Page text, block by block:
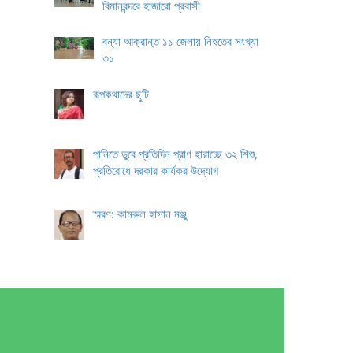
বিমানবন্দরে হাজারো প্রবাসী
বন্যা আক্রান্ত ১১ জেলায় নিহতের সংখ্যা
৩১
রূপকথাদের ছুটি
পানিতে ডুবে প্রতিদিন প্রাণ হারাচ্ছে ৩২ শিশু,
প্রতিরোধে দরকার কার্যকর উদ্যোগ
স্মরণ: কামরুল হাসান মঞ্জু